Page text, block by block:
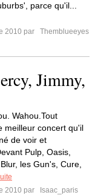
parce qu'il...
2010 par
Themblueeyes
Jimmy,
Wahou.Tout
meilleur concert qu'il
de voir et
Pulp, Oasis,
les Gun's, Cure,
2010 par
Isaac_paris